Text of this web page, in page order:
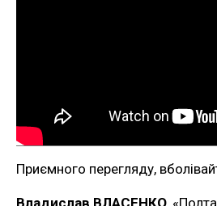
Приємного перегляду,
Владислав ВЛАСЕНКО,